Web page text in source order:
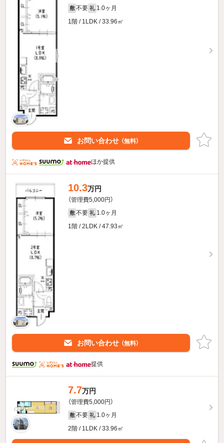
敷 不要 礼 1.0ヶ月
1階 / 1LDK / 33.96㎡
お問い合わせ （無料）
ほか提供
10.3万円
（管理費5,000円）
敷 不要 礼 1.0ヶ月
1階 / 2LDK / 47.93㎡
お問い合わせ （無料）
提供
7.7万円
（管理費5,000円）
敷 不要 礼 1.0ヶ月
2階 / 1LDK / 33.96㎡